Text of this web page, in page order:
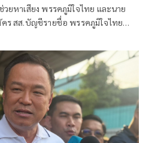
นวัดเกาะ ในช่วงเช้า โดยมีพ่อค้า
ายและร่วมถ่ายภาพ เซลฟี่ ตลอดทาง